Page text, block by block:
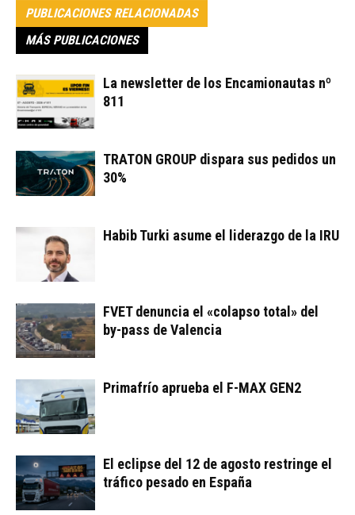
PUBLICACIONES RELACIONADAS
MÁS PUBLICACIONES
La newsletter de los Encamionautas nº
811
TRATON GROUP dispara sus pedidos un
30%
Habib Turki asume el liderazgo de la IRU
FVET denuncia el «colapso total» del
by-pass de Valencia
Primafrío aprueba el F-MAX GEN2
El eclipse del 12 de agosto restringe el
tráfico pesado en España